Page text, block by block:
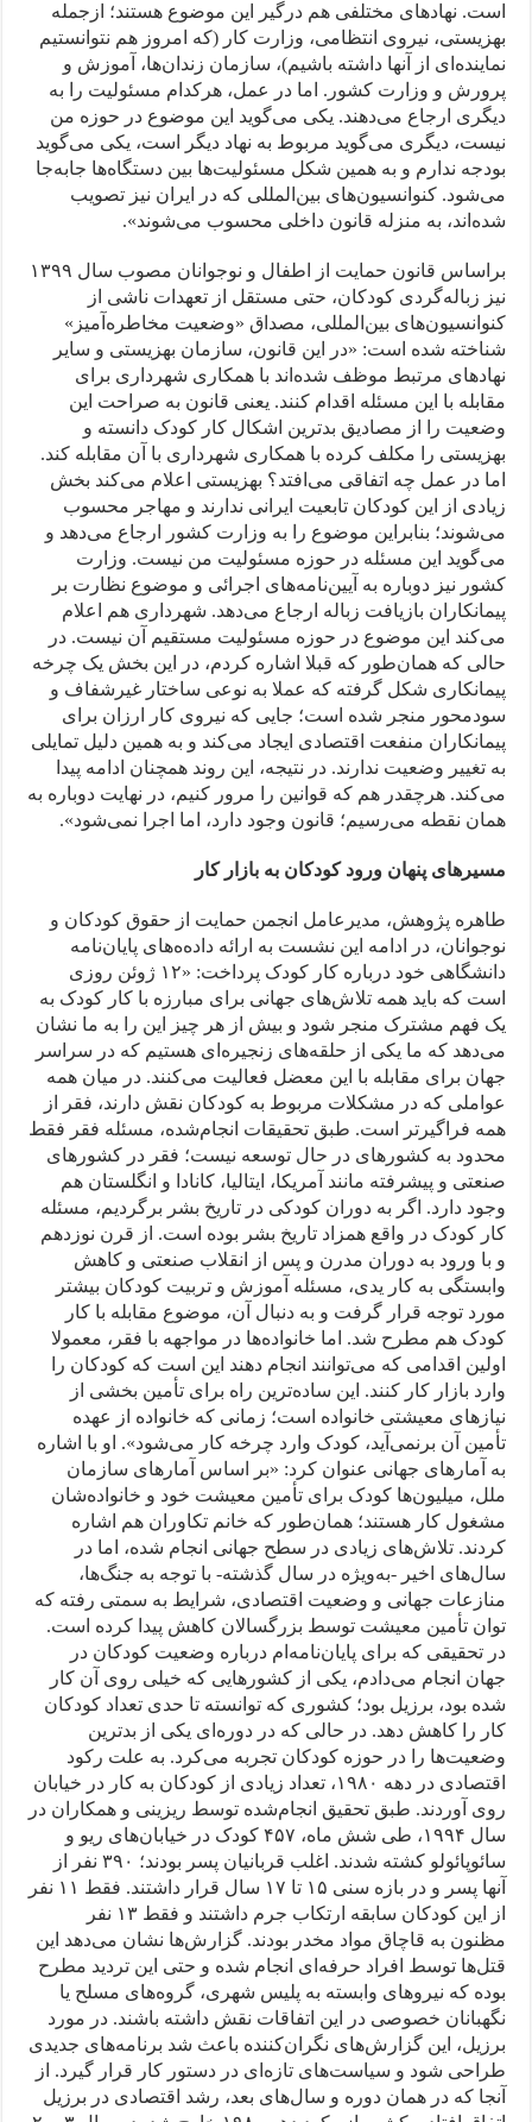
است. نهادهای مختلفی هم درگیر این موضوع هستند؛ از‌جمله
بهزیستی، نیروی انتظامی، وزارت کار (که امروز هم نتوانستیم
نماینده‌ای از آنها داشته باشیم)، سازمان زندان‌ها، آموزش و
پرورش و وزارت کشور. اما در عمل، هرکدام مسئولیت را به
دیگری ارجاع می‌دهند. یکی می‌گوید این موضوع در حوزه من
نیست، دیگری می‌گوید مربوط به نهاد دیگر است، یکی می‌گوید
بودجه ندارم و به همین شکل مسئولیت‌ها بین دستگاه‌ها جابه‌جا
می‌شود. کنوانسیون‌های بین‌المللی که در ایران نیز تصویب
شده‌اند، به منزله قانون داخلی محسوب می‌شوند».
براساس قانون حمایت از اطفال و نوجوانان مصوب سال ۱۳۹۹
نیز زباله‌گردی کودکان، حتی مستقل از تعهدات ناشی از
کنوانسیون‌های بین‌المللی، مصداق «وضعیت مخاطره‌آمیز»
شناخته شده است: «در این قانون، سازمان بهزیستی و سایر
نهادهای مرتبط موظف شده‌اند با همکاری شهرداری برای
مقابله با این مسئله اقدام کنند. یعنی قانون به صراحت‌ این
وضعیت را از مصادیق بدترین اشکال کار کودک دانسته و
بهزیستی را مکلف کرده با همکاری شهرداری با آن مقابله کند.
اما در عمل چه اتفاقی می‌افتد؟ بهزیستی اعلام می‌کند بخش
زیادی از این کودکان تابعیت ایرانی ندارند و مهاجر محسوب
می‌شوند؛ بنابراین موضوع را به وزارت کشور ارجاع می‌دهد و
می‌گوید این مسئله در حوزه مسئولیت من نیست. وزارت
کشور نیز دوباره به آیین‌نامه‌های اجرائی و موضوع نظارت بر
پیمانکاران بازیافت زباله ارجاع می‌دهد. شهرداری هم اعلام
می‌کند این موضوع در حوزه مسئولیت مستقیم آن نیست. در
حالی که همان‌طور که قبلا اشاره کردم، در این بخش یک چرخه
پیمانکاری شکل گرفته که عملا به نوعی ساختار غیرشفاف و
سودمحور منجر شده است؛ جایی که نیروی کار ارزان برای
پیمانکاران منفعت اقتصادی ایجاد می‌کند و به همین دلیل تمایلی
به تغییر وضعیت ندارند. در نتیجه، این روند همچنان ادامه پیدا
می‌کند. هرچقدر هم که قوانین را مرور کنیم، در نهایت دوباره به
همان نقطه می‌رسیم؛ قانون وجود دارد، اما اجرا نمی‌شود».
مسیرهای پنهان ورود کودکان به بازار کار
طاهره پژوهش، مدیرعامل انجمن حمایت از حقوق کودکان و
نوجوانان، در ادامه این نشست به ارائه داده‌ه‌های پایان‌نامه
دانشگاهی خود در‌باره کار کودک پرداخت: «۱۲ ژوئن روزی
است که باید همه تلاش‌های جهانی برای مبارزه با کار کودک به
یک فهم مشترک منجر شود و بیش از هر چیز این را به ما نشان
می‌دهد که ما یکی از حلقه‌های زنجیره‌ای هستیم که در سراسر
جهان برای مقابله با این معضل فعالیت می‌کنند. در میان همه
عواملی که در مشکلات مربوط به کودکان نقش دارند، فقر از
همه فراگیرتر است. طبق تحقیقات انجام‌شده، مسئله فقر فقط
محدود به کشورهای در حال توسعه نیست؛ فقر در کشورهای
صنعتی و پیشرفته مانند آمریکا، ایتالیا، کانادا و انگلستان هم
وجود دارد. اگر به دوران کودکی در تاریخ بشر برگردیم، مسئله
کار کودک در واقع همزاد تاریخ بشر بوده است. از قرن نوزدهم
و با ورود به دوران مدرن و پس از انقلاب صنعتی و کاهش
وابستگی به کار یدی، مسئله آموزش و تربیت کودکان بیشتر
مورد توجه قرار گرفت و به دنبال آن، موضوع مقابله با کار
کودک هم مطرح شد. اما خانواده‌ها در مواجهه با فقر، معمولا
اولین اقدامی که می‌توانند انجام دهند این است که کودکان را
وارد بازار کار کنند. این ساده‌ترین راه برای تأمین بخشی از
نیازهای معیشتی خانواده است؛ زمانی که خانواده از عهده
تأمین آن برنمی‌آید، کودک وارد چرخه کار می‌شود». او با اشاره
به آمارهای جهانی عنوان کرد: «بر اساس آمارهای سازمان
ملل، میلیون‌ها کودک برای تأمین معیشت خود و خانواده‌شان
مشغول کار هستند؛ همان‌طور که خانم تکاوران هم اشاره
کردند. تلاش‌های زیادی در سطح جهانی انجام شده، اما در
سال‌های اخیر -به‌ویژه در سال گذشته- با توجه به جنگ‌ها،
منازعات جهانی و وضعیت اقتصادی، شرایط به سمتی رفته که
توان تأمین معیشت توسط بزرگسالان کاهش پیدا کرده است.
در تحقیقی که برای پایان‌نامه‌ام درباره وضعیت کودکان در
جهان انجام می‌دادم، یکی از کشورهایی که خیلی روی آن کار
شده بود، برزیل بود؛ کشوری که توانسته تا حدی تعداد کودکان
کار را کاهش دهد. در حالی که در دوره‌ای یکی از بدترین
وضعیت‌ها را در حوزه کودکان تجربه می‌کرد. به علت رکود
اقتصادی در دهه ۱۹۸۰، تعداد زیادی از کودکان به کار در خیابان
روی آوردند. طبق تحقیق انجام‌شده توسط ریزینی و همکاران در
سال ۱۹۹۴، طی شش ماه، ۴۵۷ کودک در خیابان‌های ریو و
سائوپائولو کشته شدند. اغلب قربانیان پسر بودند؛ ۳۹۰ نفر از
آنها پسر و در بازه سنی ۱۵ تا ۱۷ سال قرار داشتند. فقط ۱۱ نفر
از این کودکان سابقه ارتکاب جرم داشتند و فقط ۱۳ نفر
مظنون به قاچاق مواد مخدر بودند. گزارش‌ها نشان می‌دهد این
قتل‌ها توسط افراد حرفه‌ای انجام شده و حتی این تردید مطرح
بوده که نیروهای وابسته به پلیس شهری، گروه‌های مسلح یا
نگهبانان خصوصی در این اتفاقات نقش داشته باشند. در مورد
برزیل، این گزارش‌های نگران‌کننده باعث شد برنامه‌های جدیدی
طراحی شود و سیاست‌های تازه‌ای در دستور کار قرار گیرد. از
آنجا که در همان دوره و سال‌های بعد، رشد اقتصادی در برزیل